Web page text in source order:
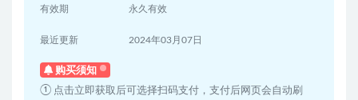
有效期 永久有效
最近更新 2024年03月07日
购买须知
① 点击立即获取后可选择扫码支付，支付后网页会自动刷